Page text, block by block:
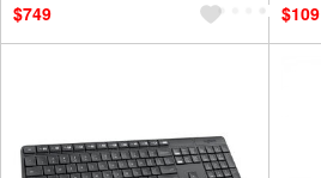
$749
$109